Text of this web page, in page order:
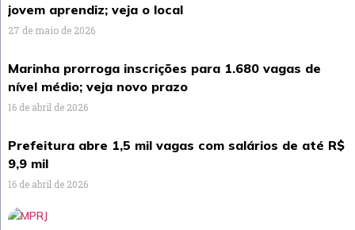
jovem aprendiz; veja o local
27 de maio de 2026
Marinha prorroga inscrições para 1.680 vagas de
nível médio; veja novo prazo
16 de abril de 2026
Prefeitura abre 1,5 mil vagas com salários de até R$
9,9 mil
16 de abril de 2026